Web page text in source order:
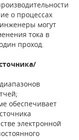
о процессах
могут
тока в
проход.
обеспечивает
электронной